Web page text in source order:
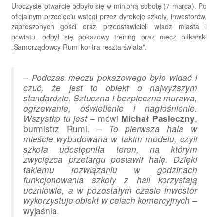
Uroczyste otwarcie odbyło się w minioną sobotę (7 marca). Po
oficjalnym przecięciu wstęgi przez dyrekcję szkoły, inwestorów,
zaproszonych gości oraz przedstawicieli władz miasta i
powiatu, odbył się pokazowy trening oraz mecz piłkarski
„Samorządowcy Rumi kontra reszta świata”.
– Podczas meczu pokazowego było widać i
czuć, że jest to obiekt o najwyższym
standardzie. Sztuczna i bezpieczna murawa,
ogrzewanie, oświetlenie i nagłośnienie.
Wszystko tu jest– mówi Michał Pasieczny,
burmistrz Rumi. – To pierwsza hala w
mieście wybudowana w takim modelu, czyli
szkoła udostępniła teren, na którym
zwycięzca przetargu postawił halę. Dzięki
takiemu rozwiązaniu w godzinach
funkcjonowania szkoły z hali korzystają
uczniowie, a w pozostałym czasie inwestor
wykorzystuje obiekt w celach komercyjnych –
wyjaśnia.